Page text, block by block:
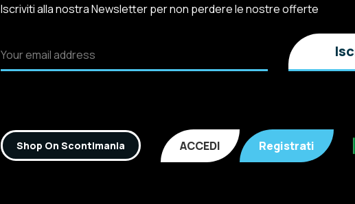
Iscriviti alla nostra Newsletter per non perdere le nostre offerte
Shop On Scontimania ACCEDI Registrati